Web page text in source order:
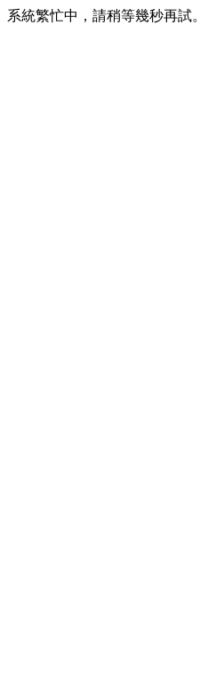
系統繁忙中，請稍等幾秒再試。